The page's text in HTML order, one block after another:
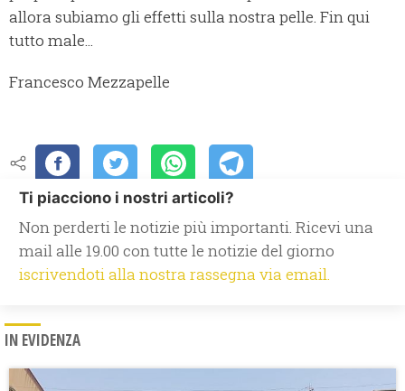
allora subiamo gli effetti sulla nostra pelle. Fin qui
tutto male...
Francesco Mezzapelle
Ti piacciono i nostri articoli?
Non perderti le notizie più importanti. Ricevi una
mail alle 19.00 con tutte le notizie del giorno
iscrivendoti alla nostra rassegna via email.
IN EVIDENZA